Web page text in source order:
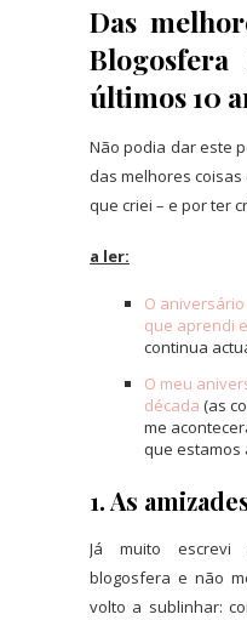
Das
últimos 10
Não podia dar este
das melhores
que criei – e por ter
a ler:
O
que aprendi
continua
O meu
década (as
me
que
1. As
Já muito
blogosfera e não
volto a sublinhar: